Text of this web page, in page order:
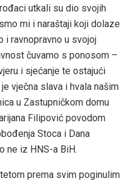
utkali su dio svojih
mi i naraštaji koji dolaze
i ravnopravno u svojoj
čuvamo s ponosom –
i sjećanje te ostajući
vječna slava i hvala našim
u Zastupničkom domu
Filipović povodom
Stoca i Dana
ne iz HNS-a BiH.
prema svim poginulim